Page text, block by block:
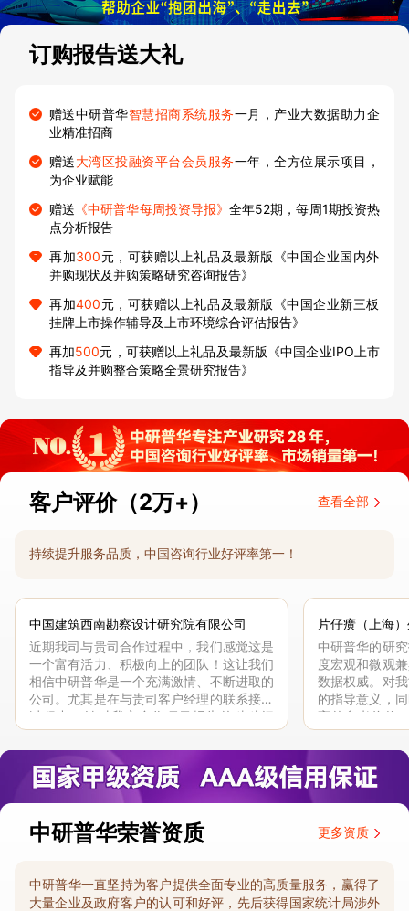
订购报告送大礼
赠送中研普华智慧招商系统服务一月，产业大数据助力企
业精准招商
赠送大湾区投融资平台会员服务一年，全方位展示项目，
为企业赋能
赠送 《中研普华每周投资导报》全年52期，每周1期投资热
点分析报告
再加300元，可获赠以上礼品及最新版《中国企业国内外
并购现状及并购策略研究咨询报告》
再加400元，可获赠以上礼品及最新版《中国企业新三板
挂牌上市操作辅导及上市环境综合评估报告》
再加500元，可获赠以上礼品及最新版《中国企业IPO上市
指导及并购整合策略全景研究报告》
客户评价（2万+） 查看全部
持续提升服务品质，中国咨询行业好评率第一！
中国建筑西南勘察设计研究院有限公司
近期我司与贵司合作过程中，我们感觉这是
一个富有活力、积极向上的团队！这让我们
相信中研普华是一个充满激情、不断进取的
公司。尤其是在与贵司客户经理的联系接洽
过程中，针对我方合作项目报告的种种细
节，及时细致缜密地协助与项目部沟通、探
讨和完善...
片仔癀（上海
中研普华的研
度宏观和微观
数据权威。对
的指导意义，
高的参考价值
体化”服务和行
司继续...
中研普华荣誉资质 更多资质
中研普华一直坚持为客户提供全面专业的高质量服务，赢得了
大量企业及政府客户的认可和好评，先后获得国家统计局涉外